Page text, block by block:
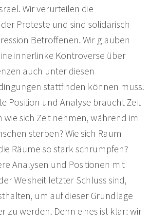
Wir verurteilen die
Proteste und sind solidarisch
Betroffenen. Wir glauben
innerlinke Kontroverse über
auch unter diesen
stattfinden können muss.
Position und Analyse braucht Zeit
wie sich Zeit nehmen, während im
sterben? Wie sich Raum
Räume so stark schrumpfen?
Analysen und Positionen mit
Weisheit letzter Schluss sind,
um auf dieser Grundlage
zu werden. Denn eines ist klar: wir